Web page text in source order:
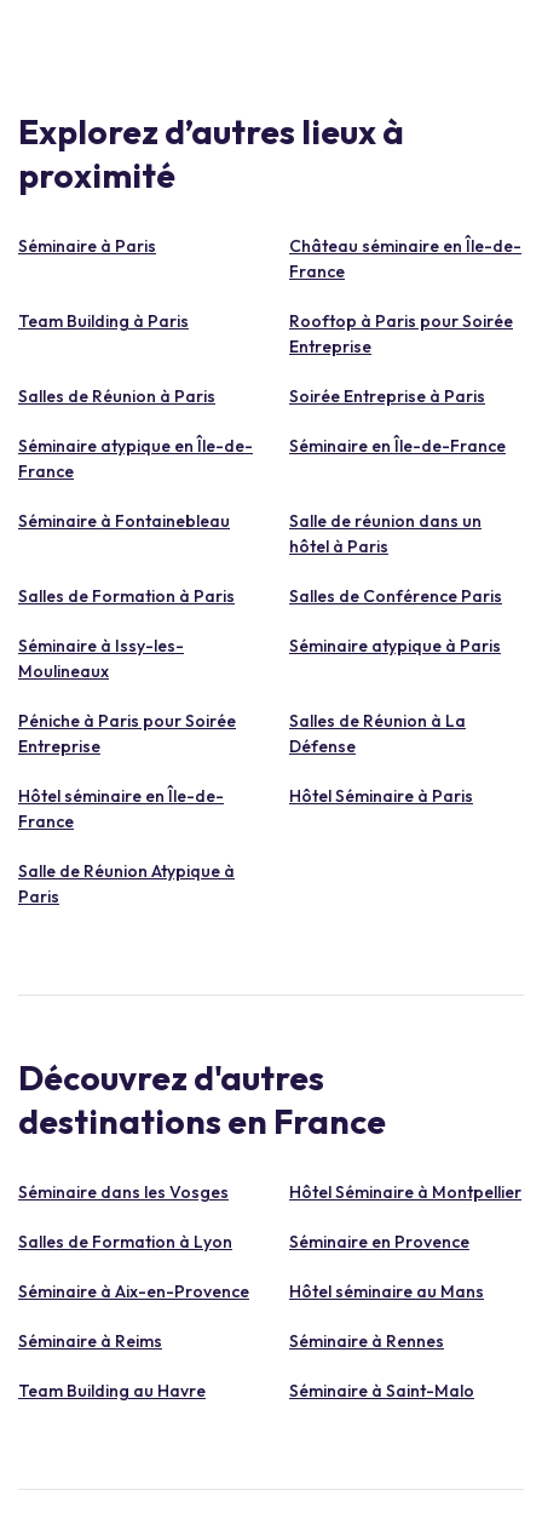
Explorez d’autres lieux à
proximité
Séminaire à Paris
Château séminaire en Île-de-
France
Team Building à Paris
Rooftop à Paris pour Soirée
Entreprise
Salles de Réunion à Paris Soirée Entreprise à Paris
Séminaire atypique en Île-de-
France
Séminaire en Île-de-France
Séminaire à Fontainebleau
Salle de réunion dans un
hôtel à Paris
Salles de Formation à Paris Salles de Conférence Paris
Séminaire à Issy-les-
Moulineaux
Séminaire atypique à Paris
Péniche à Paris pour Soirée
Entreprise
Salles de Réunion à La
Défense
Hôtel séminaire en Île-de-
France
Hôtel Séminaire à Paris
Salle de Réunion Atypique à
Paris
Découvrez d'autres
destinations en France
Séminaire dans les Vosges Hôtel Séminaire à Montpellier
Salles de Formation à Lyon Séminaire en Provence
Séminaire à Aix-en-Provence Hôtel séminaire au Mans
Séminaire à Reims Séminaire à Rennes
Team Building au Havre Séminaire à Saint-Malo